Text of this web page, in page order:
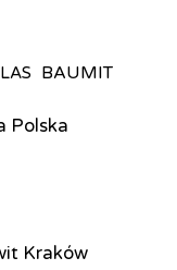
BAUMIT
Polska
Kraków